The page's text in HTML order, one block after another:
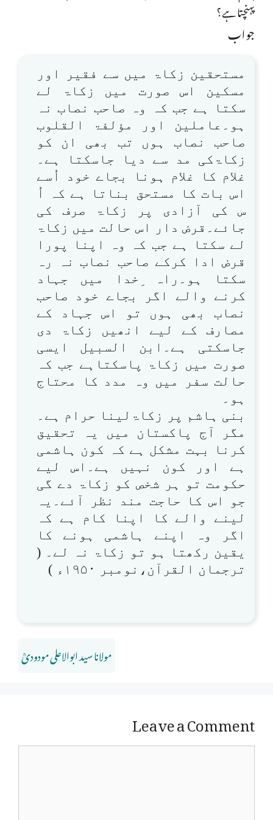
پہنچتا ہے؟
جواب
مستحقین زکاۃ میں سے فقیر اور
مسکین اس صورت میں زکاۃ لے
سکتا ہے جب کہ وہ صاحب نصاب نہ
ہو۔عاملین اور مؤلفۃ القلوب
صاحب نصاب ہوں تب بھی ان کو
زکاۃکی مد سے دیا جاسکتا ہے۔
غلام کا غلام ہونا بجاے خود اُسے
اس بات کا مستحق بناتا ہے کہ اُ
س کی آزادی پر زکاۃ صرف کی
جائے۔قرض دار اس حالت میں زکاۃ
لے سکتا ہے جب کہ وہ اپنا پورا
قرض ادا کرکے صاحب نصاب نہ رہ
سکتا ہو۔راہ ِخدا میں جہاد
کرنے والے اگر بجاے خود صاحب
نصاب بھی ہوں تو اس جہاد کے
مصارف کے لیے انھیں زکاۃ دی
جاسکتی ہے۔ابن السبیل ایسی
صورت میں زکاۃ پاسکتاہے جب کہ
حالت سفر میں وہ مدد کا محتاج
ہو۔
بنی ہاشم پر زکاۃلینا حرام ہے۔
مگر آج پاکستان میں یہ تحقیق
کرنا بہت مشکل ہے کہ کون ہاشمی
ہے اور کون نہیں ہے۔اس لیے
حکومت تو ہر شخص کو زکاۃ دے گی
جو اس کا حاجت مند نظر آئے۔یہ
لینے والے کا اپنا کام ہے کہ
اگر وہ اپنے ہاشمی ہونے کا
یقین رکھتا ہو تو زکاۃ نہ لے۔ (
ترجمان القرآن،نومبر ۱۹۵۰ء )
مولانا سید ابوالاعلی مودودیؒ
Leave a Comment